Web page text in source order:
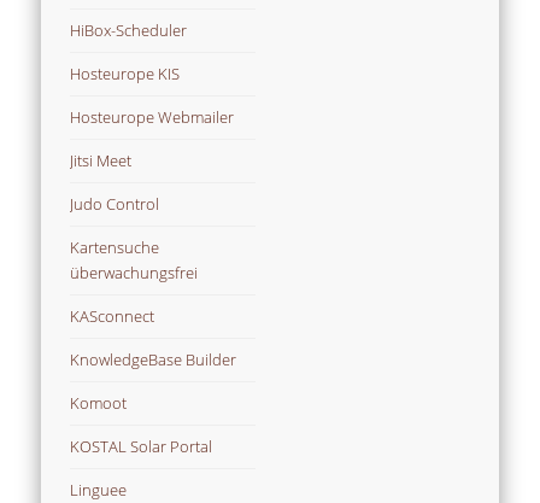
HiBox-Scheduler
Hosteurope KIS
Hosteurope Webmailer
Jitsi Meet
Judo Control
Kartensuche
überwachungsfrei
KASconnect
KnowledgeBase Builder
Komoot
KOSTAL Solar Portal
Linguee